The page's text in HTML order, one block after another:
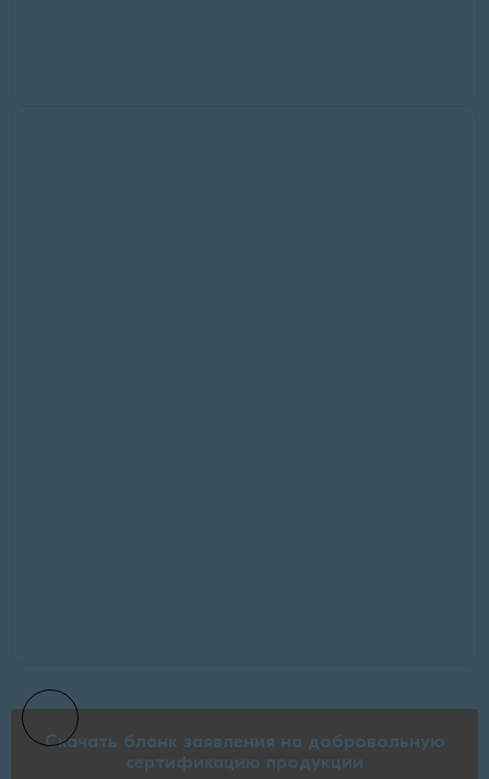
Скачать бланк заявления на добровольную
сертификацию продукции